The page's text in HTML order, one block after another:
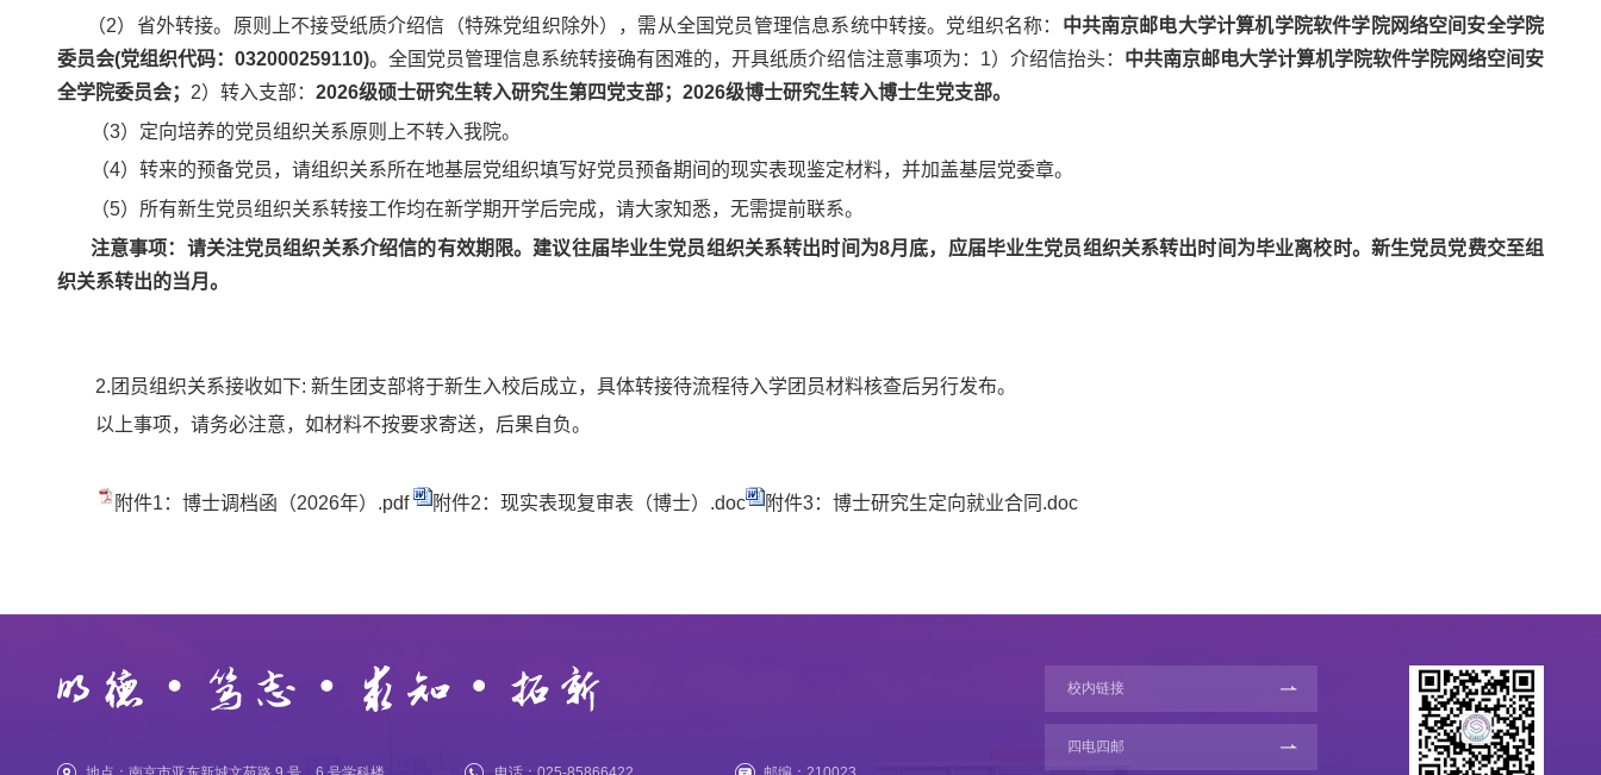
（2）省外转接。原则上不接受纸质介绍信（特殊党组织除外），需从全国党员管理信息系统中转接。党组织名称： 中共南京邮电大学计算机学院软件学院网络空间安全学院
委员会(党组织代码：032000259110)。全国党员管理信息系统转接确有困难的，开具纸质介绍信注意事项为： 1）介绍信抬头： 中共南京邮电大学计算机学院软件学院网络空间安
全学院委员会； 2）转入支部： 2026级硕士研究生转入研究生第四党支部； 2026级博士研究生转入博士生党支部。
（3）定向培养的党员组织关系原则上不转入我院。
（4）转来的预备党员，请组织关系所在地基层党组织填写好党员预备期间的现实表现鉴定材料，并加盖基层党委章。
（5）所有新生党员组织关系转接工作均在新学期开学后完成，请大家知悉，无需提前联系。
注意事项：请关注党员组织关系介绍信的有效期限。建议往届毕业生党员组织关系转出时间为8月底，应届毕业生党员组织关系转出时间为毕业离校时。新生党员党费交至组
织关系转出的当月。
2. 团员组织关系接收如下: 新生团支部将于新生入校后成立，具体转接待流程待入学团员材料核查后另行发布。
以上事项，请务必注意，如材料不按要求寄送，后果自负。
附件1：博士调档函（2026年）.pdf 附件2：现实表现复审表（博士）.doc 附件3：博士研究生定向就业合同.doc
校内链接
四电四邮